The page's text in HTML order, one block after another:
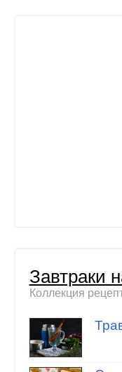
Завтраки
Коллекция